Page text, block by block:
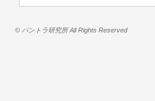
© バントラ研究所 All Rights Reserved